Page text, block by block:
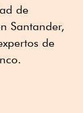
de
Santander,
de